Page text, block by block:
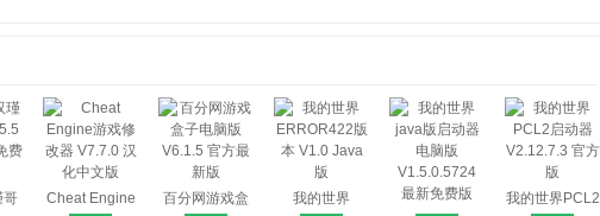
哥
Cheat Engine
百分网游戏盒
我的世界
我的世界PCL2